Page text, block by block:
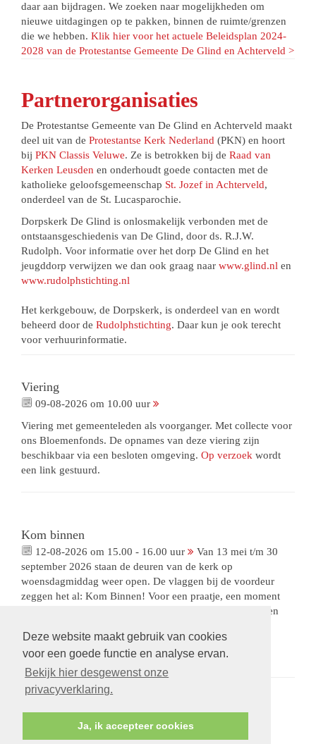
Deze website maakt gebruik van cookies
voor een goede functie en analyse ervan.
Bekijk hier desgewenst onze
privacyverklaring.
Ja, ik accepteer cookies
daar aan bijdragen. We zoeken naar mogelijkheden om
nieuwe uitdagingen op te pakken, binnen de ruimte/grenzen
die we hebben. Klik hier voor het actuele Beleidsplan 2024-
2028 van de Protestantse Gemeente De Glind en Achterveld >
Partnerorganisaties
De Protestantse Gemeente van De Glind en Achterveld maakt
deel uit van de Protestantse Kerk Nederland (PKN) en hoort
bij PKN Classis Veluwe. Ze is betrokken bij de Raad van
Kerken Leusden en onderhoudt goede contacten met de
katholieke geloofsgemeenschap St. Jozef in Achterveld,
onderdeel van de St. Lucasparochie.
Dorpskerk De Glind is onlosmakelijk verbonden met de
ontstaansgeschiedenis van De Glind, door ds. R.J.W.
Rudolph. Voor informatie over het dorp De Glind en het
jeugddorp verwijzen we dan ook graag naar www.glind.nl en
www.rudolphstichting.nl
Het kerkgebouw, de Dorpskerk, is onderdeel van en wordt
beheerd door de Rudolphstichting. Daar kun je ook terecht
voor verhuurinformatie.
Viering
09-08-2026 om 10.00 uur
Viering met gemeenteleden als voorganger. Met collecte voor
ons Bloemenfonds. De opnames van deze viering zijn
beschikbaar via een besloten omgeving. Op verzoek wordt
een link gestuurd.
Kom binnen
12-08-2026 om 15.00 - 16.00 uur
Van 13 mei t/m 30
september 2026 staan de deuren van de kerk op
woensdagmiddag weer open. De vlaggen bij de voordeur
zeggen het al: Kom Binnen! Voor een praatje, een moment
rust, het aansteken van een kaarsje, het meegeven van een
aangepast: 15.00-16.00 uur, een halfuur vroeger dan we
gewend waren.